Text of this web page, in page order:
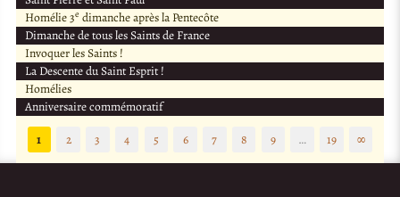
Homélie 3e dimanche après la Pentecôte
Dimanche de tous les Saints de France
Invoquer les Saints !
La Descente du Saint Esprit !
Homélies
Anniversaire commémoratif
1
2 3 4 5 6 7 8 9 … 19 ∞